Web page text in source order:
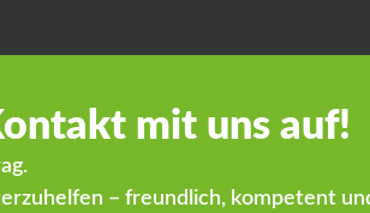
mit uns auf!
– freundlich, kompetent